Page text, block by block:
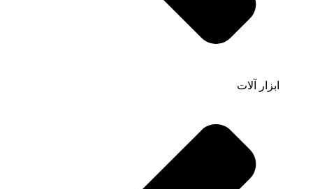
ابزار آلات